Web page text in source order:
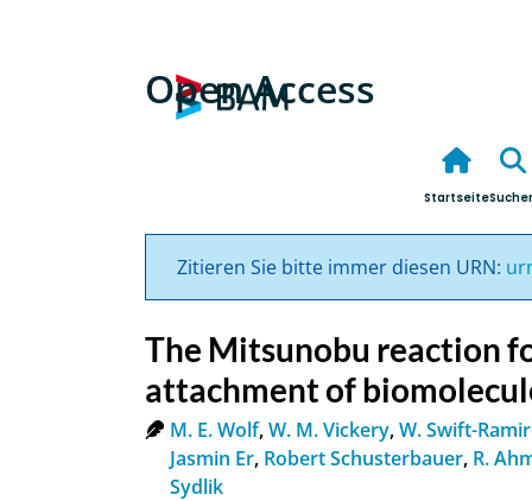
Open Access
Startseite
Zitieren Sie bitte immer diesen URN:
The Mitsunobu reaction
attachment of
M. E. Wolf,W. M. Vickery,W. Swift-
Jasmin Er, Robert Schusterbauer, R.
Sydlik